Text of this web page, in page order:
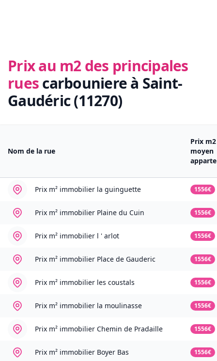
Prix au m2 des principales
ruescarbouniere à Saint-
Gaudéric (11270)
Nom de la rue
Prix m2
moyen
Prix m² immobilier la guinguette 1556€
Prix m² immobilier Plaine du Cuin 1556€
Prix m² immobilier l ' arlot 1556€
Prix m² immobilier Place de Gauderic 1556€
Prix m² immobilier les coustals 1556€
Prix m² immobilier la moulinasse 1556€
Prix m² immobilier Chemin de Pradaille 1556€
Prix m² immobilier Boyer Bas 1556€